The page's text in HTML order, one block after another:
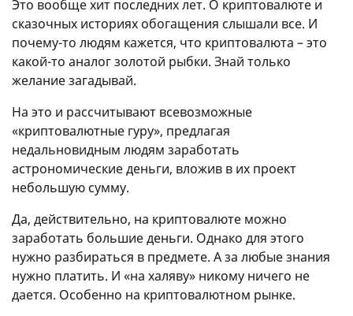
Это вообще хит последних лет. О криптовалюте и
сказочных историях обогащения слышали все. И
почему-то людям кажется, что криптовалюта – это
какой-то аналог золотой рыбки. Знай только
желание загадывай.
На это и рассчитывают всевозможные
«криптовалютные гуру», предлагая
недальновидным людям заработать
астрономические деньги, вложив в их проект
небольшую сумму.
Да, действительно, на криптовалюте можно
заработать большие деньги. Однако для этого
нужно разбираться в предмете. А за любые знания
нужно платить. И «на халяву» никому ничего не
дается. Особенно на криптовалютном рынке.